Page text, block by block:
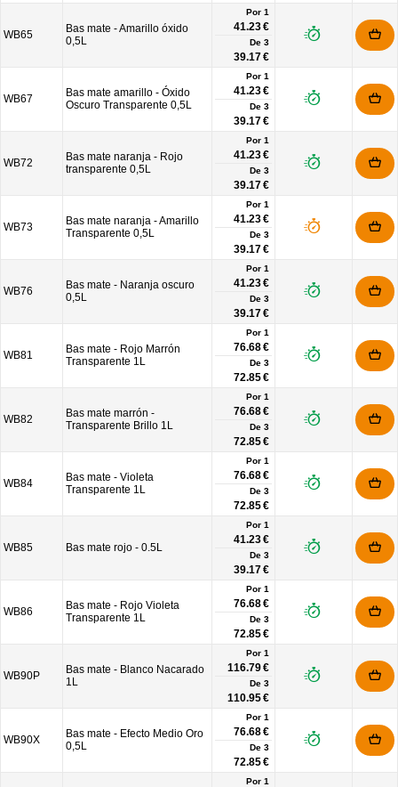
WB65
Bas mate - Amarillo óxido
0,5L
Por 1
41.23 €
De 3
39.17 €
WB67
Bas mate amarillo - Óxido
Oscuro Transparente 0,5L
Por 1
41.23 €
De 3
39.17 €
WB72
Bas mate naranja - Rojo
transparente 0,5L
Por 1
41.23 €
De 3
39.17 €
WB73
Bas mate naranja - Amarillo
Transparente 0,5L
Por 1
41.23 €
De 3
39.17 €
WB76
Bas mate - Naranja oscuro
0,5L
Por 1
41.23 €
De 3
39.17 €
WB81
Bas mate - Rojo Marrón
Transparente 1L
Por 1
76.68 €
De 3
72.85 €
WB82
Bas mate marrón -
Transparente Brillo 1L
Por 1
76.68 €
De 3
72.85 €
WB84
Bas mate - Violeta
Transparente 1L
Por 1
76.68 €
De 3
72.85 €
WB85 Bas mate rojo - 0.5L
Por 1
41.23 €
De 3
39.17 €
WB86
Bas mate - Rojo Violeta
Transparente 1L
Por 1
76.68 €
De 3
72.85 €
WB90P
Bas mate - Blanco Nacarado
1L
Por 1
116.79 €
De 3
110.95 €
WB90X
Bas mate - Efecto Medio Oro
0,5L
Por 1
76.68 €
De 3
72.85 €
Por 1